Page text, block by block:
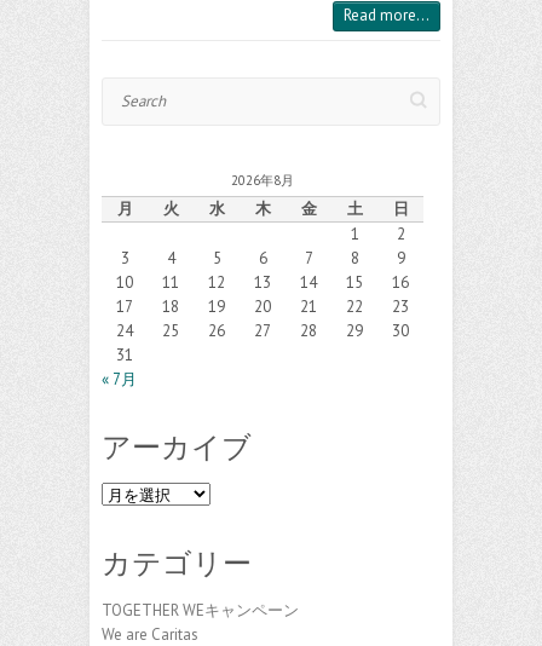
Read more...
2026年8月
月 火 水 木 金 土
日
1
2
3
4 5 6 7 8
9
10
11 12 13 14 15
16
17
18 19 20 21 22
23
24
25 26 27 28 29
30
31
« 7月
アーカイブ
ア
イ
カテゴリー
TOGETHER WEキャンペーン
We are Caritas